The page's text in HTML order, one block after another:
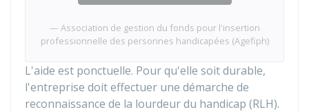
Association de gestion du fonds pour l'insertion
professionnelle des personnes handicapées (Agefiph)
L'aide est ponctuelle. Pour qu'elle soit durable,
l'entreprise doit effectuer une démarche de
reconnaissance de la lourdeur du handicap (RLH).